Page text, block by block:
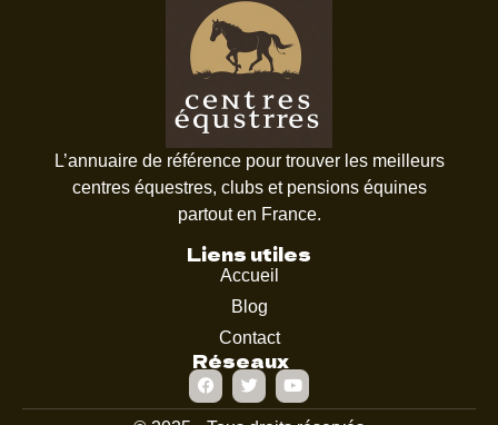
L’annuaire de référence pour trouver les meilleurs
centres équestres, clubs et pensions équines
partout en France.
Liens utiles
Accueil
Blog
Contact
Réseaux